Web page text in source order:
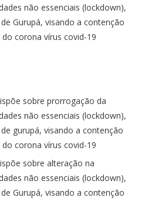
não essenciais (lockdown),
Gurupá, visando a contenção
corona vírus covid-19
sobre prorrogação da
não essenciais (lockdown),
gurupá, visando a contenção
corona vírus covid-19
sobre alteração na
não essenciais (lockdown),
Gurupá, visando a contenção